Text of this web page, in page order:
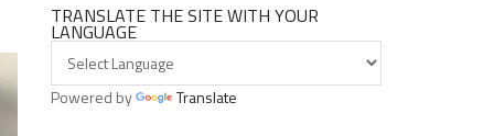
TRANSLATE THE SITE WITH YOUR
LANGUAGE
Powered by Translate